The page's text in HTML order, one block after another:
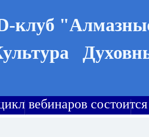
клуб
вебинаров состоится